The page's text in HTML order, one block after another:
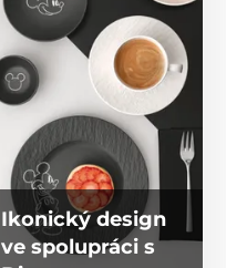
Ikonický design
ve spolupráci s